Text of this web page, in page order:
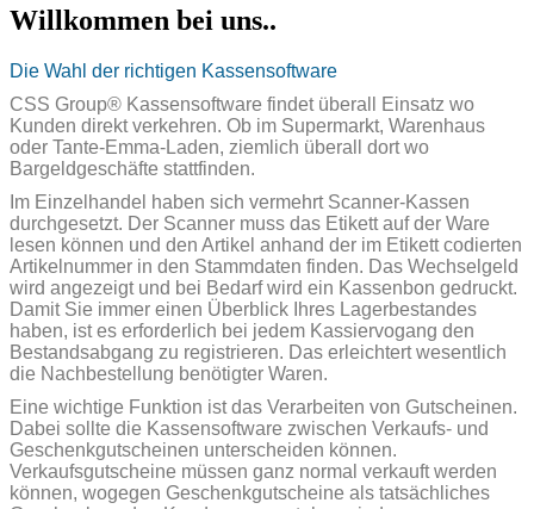
Willkommen bei uns..
Die Wahl der richtigen Kassensoftware
CSS Group® Kassensoftware findet überall Einsatz wo
Kunden direkt verkehren. Ob im Supermarkt, Warenhaus
oder Tante-Emma-Laden, ziemlich überall dort wo
Bargeldgeschäfte stattfinden.
Im Einzelhandel haben sich vermehrt Scanner-Kassen
durchgesetzt. Der Scanner muss das Etikett auf der Ware
lesen können und den Artikel anhand der im Etikett codierten
Artikelnummer in den Stammdaten finden. Das Wechselgeld
wird angezeigt und bei Bedarf wird ein Kassenbon gedruckt.
Damit Sie immer einen Überblick Ihres Lagerbestandes
haben, ist es erforderlich bei jedem Kassiervogang den
Bestandsabgang zu registrieren. Das erleichtert wesentlich
die Nachbestellung benötigter Waren.
Eine wichtige Funktion ist das Verarbeiten von Gutscheinen.
Dabei sollte die Kassensoftware zwischen Verkaufs- und
Geschenkgutscheinen unterscheiden können.
Verkaufsgutscheine müssen ganz normal verkauft werden
können, wogegen Geschenkgutscheine als tatsächliches